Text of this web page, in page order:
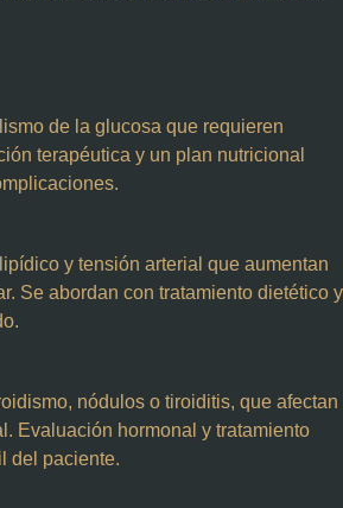
de la glucosa que requieren
terapéutica y un plan nutricional
y tensión arterial que aumentan
Se abordan con tratamiento dietético y
nódulos o tiroiditis, que afectan
Evaluación hormonal y tratamiento
del paciente.